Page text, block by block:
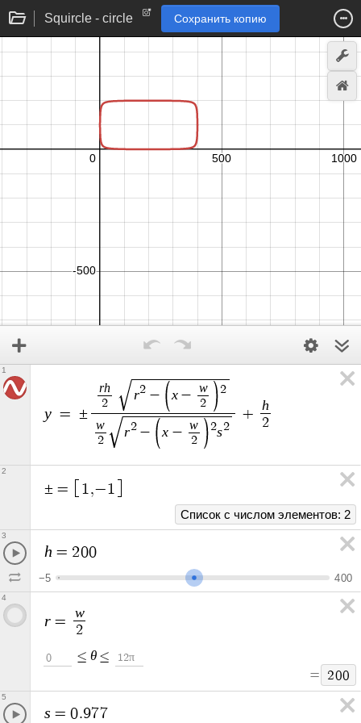
Squircle - circle Сохранить копию
y = ±
rh
2
r2 − x −
w
2
2
w
2
r2 − x −
w
2
2s2
+
h
2
1
± = 1,−1
Список с числом элементов: 2
2
h = 200
−5 400
3
r =
w
2
0 ≤ θ ≤ 12π
= 200
4
s = 0.977
5